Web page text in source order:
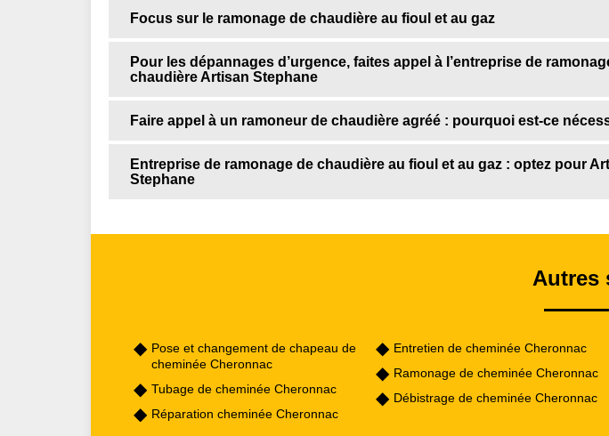
Focus sur le ramonage de chaudière au fioul et au gaz
Pour les dépannages d’urgence, faites appel à l’entreprise de
chaudière Artisan Stephane
Faire appel à un ramoneur de chaudière agréé : pourquoi est-ce
Entreprise de ramonage de chaudière au fioul et au gaz : optez pour
Stephane
Autres
Pose et changement de chapeau de
cheminée Cheronnac
Tubage de cheminée Cheronnac
Réparation cheminée Cheronnac
Entretien de cheminée Cheronnac
Ramonage de cheminée Cheronnac
Débistrage de cheminée Cheronnac